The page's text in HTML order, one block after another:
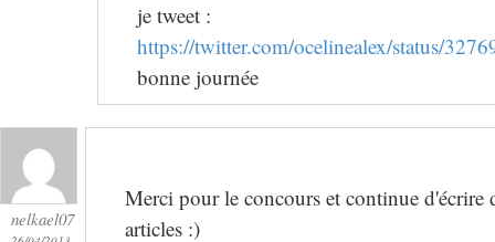
je tweet :
https://twitter.com/ocelinealex/status/
bonne journée
nelkael07
Merci pour le concours et continue d'écrire
articles :)